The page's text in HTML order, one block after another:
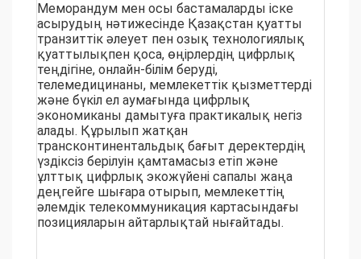
Меморандум мен осы бастамаларды іске
асырудың нәтижесінде Қазақстан қуатты
транзиттік әлеует пен озық технологиялық
қуаттылықпен қоса, өңірлердің цифрлық
теңдігіне, онлайн-білім беруді,
телемедицинаны, мемлекеттік қызметтерді
және бүкіл ел аумағында цифрлық
экономиканы дамытуға практикалық негіз
алады. Құрылып жатқан
трансконтинентальдық бағыт деректердің
үздіксіз берілуін қамтамасыз етіп және
ұлттық цифрлық экожүйені сапалы жаңа
деңгейге шығара отырып, мемлекеттің
әлемдік телекоммуникация картасындағы
позицияларын айтарлықтай нығайтады.